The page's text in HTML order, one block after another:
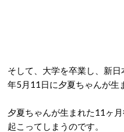
そして、大学を卒業し、新
年5月11日に夕夏ちゃんが生
夕夏ちゃんが生まれた11ヶ
起こってしまうのです。